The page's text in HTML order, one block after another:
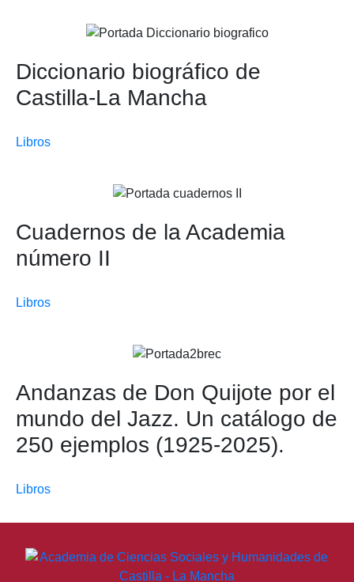
Diccionario biográfico de
Castilla-La Mancha
Libros
Cuadernos de la Academia
número II
Libros
Andanzas de Don Quijote por el
mundo del Jazz. Un catálogo de
250 ejemplos (1925-2025).
Libros